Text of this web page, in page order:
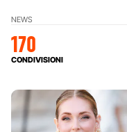
NEWS
170
CONDIVISIONI